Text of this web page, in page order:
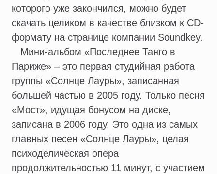
которого уже закончился, можно будет
скачать целиком в качестве близком к CD-
формату на странице компании Soundkey.
Мини-альбом «Последнее Танго в
Париже» – это первая студийная работа
группы «Солнце Лауры», записанная
большей частью в 2005 году. Только песня
«Мост», идущая бонусом на диске,
записана в 2006 году. Это одна из самых
главных песен «Солнце Лауры», целая
психоделическая опера
продолжительностью 11 минут, с участием